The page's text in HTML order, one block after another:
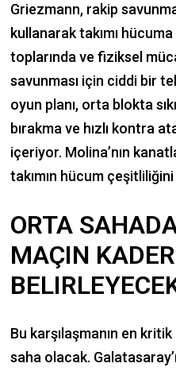
Griezmann, rakip
kullanarak takımı
toplarında ve fiziksel
savunması için ciddi bir
oyun planı, orta blokta
bırakma ve hızlı kontra
içeriyor. Molina’nın
takımın hücum çeşitliliğini
ORTA
MAÇIN
Bu karşılaşmanın en
saha olacak.